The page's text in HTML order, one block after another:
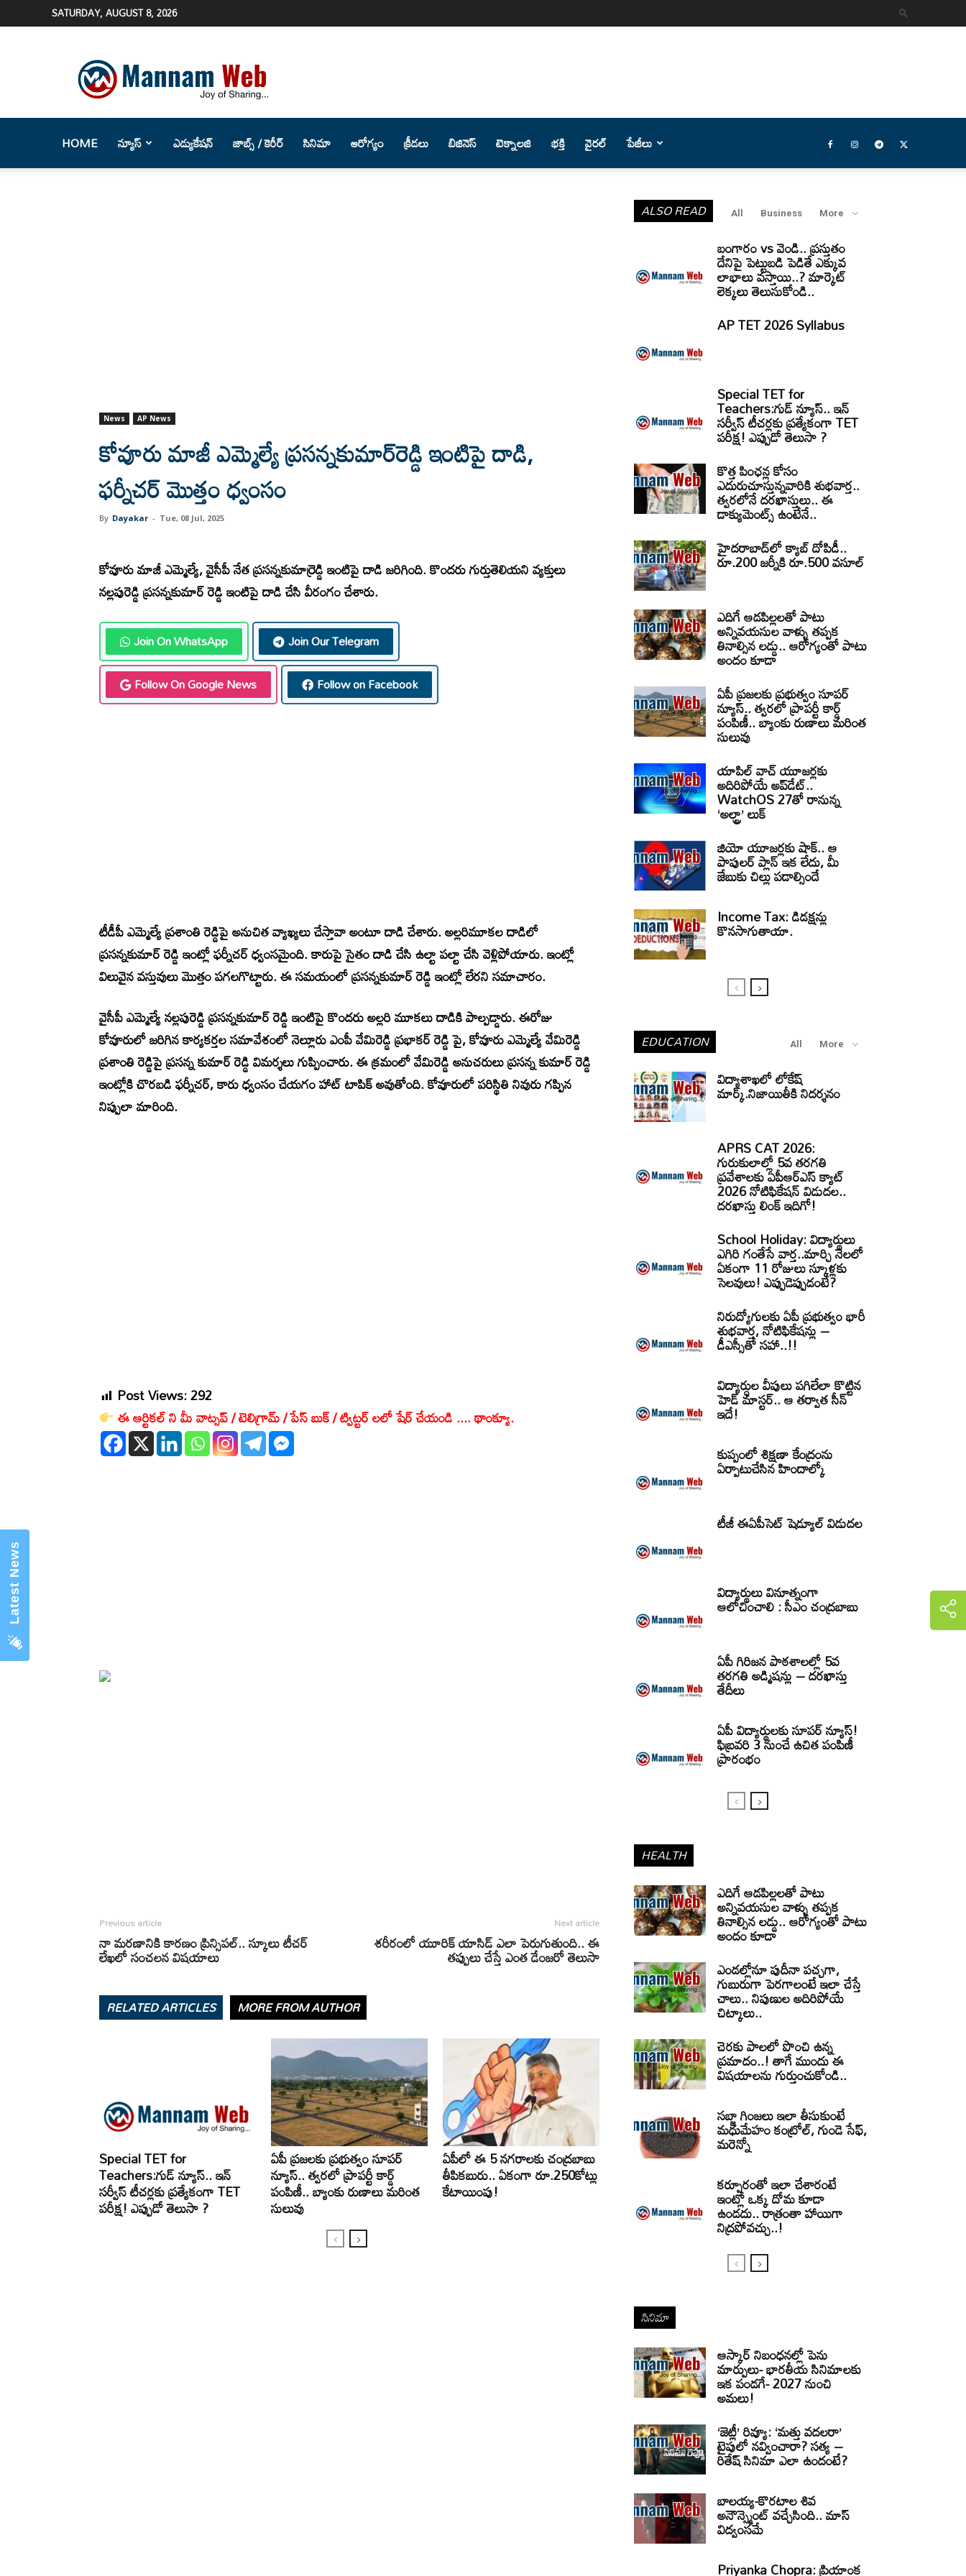
SATURDAY, AUGUST 8, 2026
Web
(మన్నం
News
HOME న్యూస్ ఎడ్యుకేషన్ జాబ్స్ / కెరీర్ సినిమా ఆరోగ్యం క్రీడలు బిజినెస్ టెక్నాలజి భక్తి వైరల్ పేజీలు
News AP News
కోవూరు మాజీ ఎమ్మెల్యే ప్రసన్నకుమార్‌రెడ్డి ఇంటిపై దాడి,
ఫర్నీచర్ మొత్తం ధ్వంసం
By Dayakar - Tue, 08 Jul, 2025
కోవూరు మాజీ ఎమ్మెల్యే, వైసీపీ నేత ప్రసన్నకుమార్రెడ్డి ఇంటిపై దాడి జరిగింది. కొందరు గుర్తుతెలియని వ్యక్తులు
నల్లపురెడ్డి ప్రసన్నకుమార్ రెడ్డి ఇంటిపై దాడి చేసి వీరంగం చేశారు.
Join On WhatsApp
Join Our Telegram
Follow On Google News
Follow on Facebook
టీడీపీ ఎమ్మెల్యే ప్రశాంతి రెడ్డిపై అనుచిత వ్యాఖ్యలు చేస్తావా అంటూ దాడి చేశారు. అల్లరిమూకల దాడిలో
ప్రసన్నకుమార్ రెడ్డి ఇంట్లో ఫర్నీచర్ ధ్వంసమైంది. కారుపై సైతం దాడి చేసి ఉల్టా పల్టా చేసి వెళ్లిపోయారు. ఇంట్లో
విలువైన వస్తువులు మొత్తం పగలగొట్టారు. ఈ సమయంలో ప్రసన్నకుమార్ రెడ్డి ఇంట్లో లేరని సమాచారం.
వైసీపీ ఎమ్మెల్యే నల్లపురెడ్డి ప్రసన్నకుమార్ రెడ్డి ఇంటిపై కొందరు అల్లరి మూకలు దాడికి పాల్పడ్డారు. ఈరోజు
కోవూరులో జరిగిన కార్యకర్తల సమావేశంలో నెల్లూరు ఎంపీ వేమిరెడ్డి ప్రభాకర్ రెడ్డి పై, కోవూరు ఎమ్మెల్యే వేమిరెడ్డి
ప్రశాంతి రెడ్డిపై ప్రసన్న కుమార్ రెడ్డి విమర్శలు గుప్పించారు. ఈ క్రమంలో వేమిరెడ్డి అనుచరులు ప్రసన్న కుమార్ రెడ్డి
ఇంట్లోకి చొరబడి ఫర్నీచర్, కారు ధ్వంసం చేయగం హాట్ టాపిక్ అవుతోంది. కోవూరులో పరిస్థితి నివురు గప్పిన
నిప్పులా మారింది.
Post Views:292
ఈ ఆర్టికల్ ని మీ వాట్సప్ / టెలిగ్రామ్ / పేస్ బుక్ / ట్విట్టర్ లలో షేర్ చేయండి .... థాంక్యూ.
Previous article
నా మరణానికి కారణం ప్రిన్సిపల్.. స్కూలు టీచర్
లేఖలో సంచలన విషయాలు
Next article
శరీరంలో యూరిక్ యాసిడ్ ఎలా పెరుగుతుంది.. ఈ
తప్పులు చేస్తే ఎంత డేంజరో తెలుసా
RELATED ARTICLES MORE FROM AUTHOR
Special TET for
Teachers:గుడ్ న్యూస్.. ఇన్
సర్వీస్ టీచర్లకు ప్రత్యేకంగా TET
పరీక్ష! ఎప్పుడో తెలుసా ?
ఏపీ ప్రజలకు ప్రభుత్వం సూపర్
న్యూస్.. త్వరలో ప్రాపర్టీ కార్డ్
పంపిణీ.. బ్యాంకు రుణాలు మరింత
సులువు
ఏపీలో ఈ 5 నగరాలకు చంద్రబాబు
తీపికబురు.. ఏకంగా రూ.250కోట్లు
కేటాయింపు!
ALSO READ All Business More
బంగారం vs వెండి.. ప్రస్తుతం
దేనిపై పెట్టుబడి పెడితే ఎక్కువ
లాభాలు వస్తాయి..? మార్కెట్
లెక్కలు తెలుసుకోండి..
AP TET 2026 Syllabus
Special TET for
Teachers:గుడ్ న్యూస్.. ఇన్
సర్వీస్ టీచర్లకు ప్రత్యేకంగా TET
పరీక్ష! ఎప్పుడో తెలుసా ?
కొత్త పింఛన్ల కోసం
ఎదురుచూస్తున్నవారికి శుభవార్త..
త్వరలోనే దరఖాస్తులు.. ఈ
డాక్యుమెంట్స్ ఉంటేనే..
హైదరాబాద్‌లో క్యాబ్‌ దోపిడీ..
రూ.200 జర్నీకి రూ.500 వసూల్
ఎదిగే ఆడపిల్లలతో పాటు
అన్నివయసుల వాళ్ళు తప్పక
తినాల్సిన లడ్డు.. ఆరోగ్యంతో పాటు
అందం కూడా
ఏపీ ప్రజలకు ప్రభుత్వం సూపర్
న్యూస్.. త్వరలో ప్రాపర్టీ కార్డ్
పంపిణీ.. బ్యాంకు రుణాలు మరింత
సులువు
యాపిల్ వాచ్ యూజర్లకు
అదిరిపోయే అప్‌డేట్..
WatchOS 27తో రానున్న
‘అల్ట్రా’ లుక్
జియో యూజర్లకు షాక్.. ఆ
పాపులర్ ప్లాన్ ఇక లేదు, మీ
జేబుకు చిల్లు పడాల్సిందే
Income Tax: డిడక్షన్లు
కొనసాగుతాయా.
EDUCATION All More
విద్యాశాఖలో లోకేష్
మార్క్.నిజాయితీకి నిదర్శనం
APRS CAT 2026:
గురుకులాల్లో 5వ తరగతి
ప్రవేశాలకు ఏపీఆర్‌ఎస్‌ క్యాట్‌
2026 నోటిఫికేషన్‌ విడుదల..
దరఖాస్తు లింక్‌ ఇదిగో!
School Holiday: విద్యార్థులు
ఎగిరి గంతేసే వార్త..మార్చి నెలలో
ఏకంగా 11 రోజులు స్కూళ్లకు
సెలవులు! ఎప్పుడెప్పుడంటే?
నిరుద్యోగులకు ఏపీ ప్రభుత్వం భారీ
శుభవార్త, నోటిఫికేషన్లు –
డీఎస్సీతో సహా..!!
విద్యార్ధుల వీపులు పగిలేలా కొట్టిన
హెడ్ మాస్టర్.. ఆ తర్వాత సీన్‌
ఇదే!
కుప్పంలో శిక్షణా కేంద్రంను
ఏర్పాటుచేసిన హిందాల్కో
టీజీ ఈఏపీసెట్‌ షెడ్యూల్‌ విడుదల
విద్యార్థులు వినూత్నంగా
ఆలోచించాలి : సీఎం చంద్రబాబు
ఏపీ గిరిజన పాఠశాలల్లో 5వ
తరగతి అడ్మిషన్లు – దరఖాస్తు
తేదీలు
ఏపీ విద్యార్థులకు సూపర్ న్యూస్!
ఫిబ్రవరి 3 నుంచే ఉచిత పంపిణీ
ప్రారంభం
HEALTH
ఎదిగే ఆడపిల్లలతో పాటు
అన్నివయసుల వాళ్ళు తప్పక
తినాల్సిన లడ్డు.. ఆరోగ్యంతో పాటు
అందం కూడా
ఎండల్లోనూ పుదీనా పచ్చగా,
గుబురుగా పెరగాలంటే ఇలా చేస్తే
చాలు.. నిపుణుల అదిరిపోయే
చిట్కాలు..
చెరకు పాలలో పొంచి ఉన్న
ప్రమాదం..! తాగే ముందు ఈ
విషయాలను గుర్తుంచుకోండి..
సబ్జా గింజలు ఇలా తీసుకుంటే
మధుమేహం కంట్రోల్, గుండె సేఫ్,
మరెన్నో
కర్పూరంతో ఇలా చేశారంటే
ఇంట్లో ఒక్క దోమ కూడా
ఉండదు.. రాత్రంతా హాయిగా
నిద్రపోవచ్చు..!
సినిమా
ఆస్కార్ నిబంధనల్లో పెను
మార్పులు- భారతీయ సినిమాలకు
ఇక పండగే- 2027 నుంచి
అమలు!
‘జెట్లీ’ రివ్యూ: ‘మత్తు వదలరా’
టైపులో నవ్వించారా? సత్య –
రితేష్ సినిమా ఎలా ఉందంటే?
బాలయ్య-కొరటాల శివ
అనౌన్స్మెంట్ వచ్చేసింది.. మాస్
విద్వంసమే
Priyanka Chopra: ప్రియాంక
Mannam Web (మన్నం వెబ్ )- Telugu